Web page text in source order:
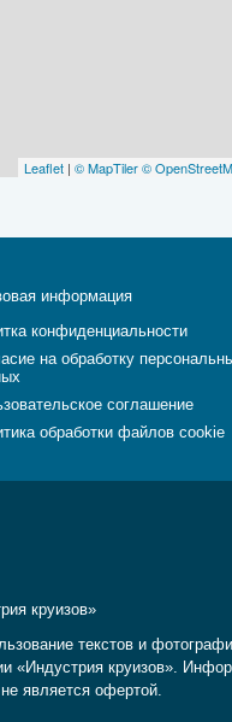
Leaflet | © MapTiler©
информация
конфиденциальности
на обработку
соглашение
обработки файлов cookie
круизов»
текстов и
«Индустрия круизов».
является офертой.